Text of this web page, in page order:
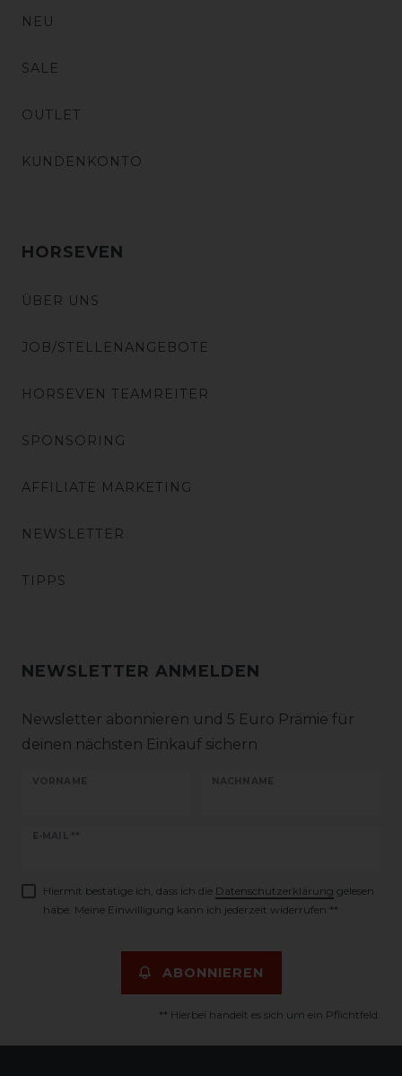
NEU
SALE
OUTLET
KUNDENKONTO
HORSEVEN
ÜBER UNS
JOB/STELLENANGEBOTE
HORSEVEN TEAMREITER
SPONSORING
AFFILIATE MARKETING
NEWSLETTER
TIPPS
NEWSLETTER ANMELDEN
Newsletter abonnieren und 5 Euro Prämie für
deinen nächsten Einkauf sichern
VORNAME NACHNAME
E-MAIL **
Newsletter
Hiermit bestätige ich, dass ich die Daten­schutz­erklärung gelesen
habe. Meine Einwilligung kann ich jederzeit widerrufen.**
ABONNIEREN
** Hierbei handelt es sich um ein Pflichtfeld.